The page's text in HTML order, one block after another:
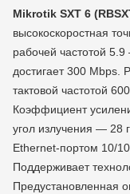
Mikrotik SXT 6
высокоскоростная
рабочей частотой
достигает 300 Мbps.
тактовой частотой
Коэффициент
угол излучения — 28
Ethernet-портом 10/
Поддерживает
Предустановленная